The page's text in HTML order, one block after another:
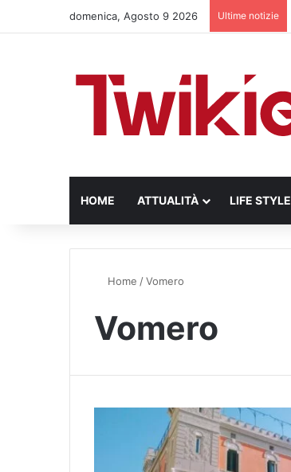
domenica, Agosto 9 2026 Ultime notizie
HOME ATTUALITÀ LIFE STYLE
Home /Vomero
Vomero